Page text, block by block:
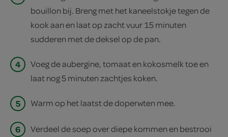
bouillon bij. Breng met het kaneelstokje tegen de
kook aan en laat op zacht vuur 15 minuten
sudderen met de deksel op de pan.
4
Voeg de aubergine, tomaat en kokosmelk toe en
laat nog 5 minuten zachtjes koken.
5 Warm op het laatst de doperwten mee.
6
Verdeel de soep over diepe kommen en bestrooi